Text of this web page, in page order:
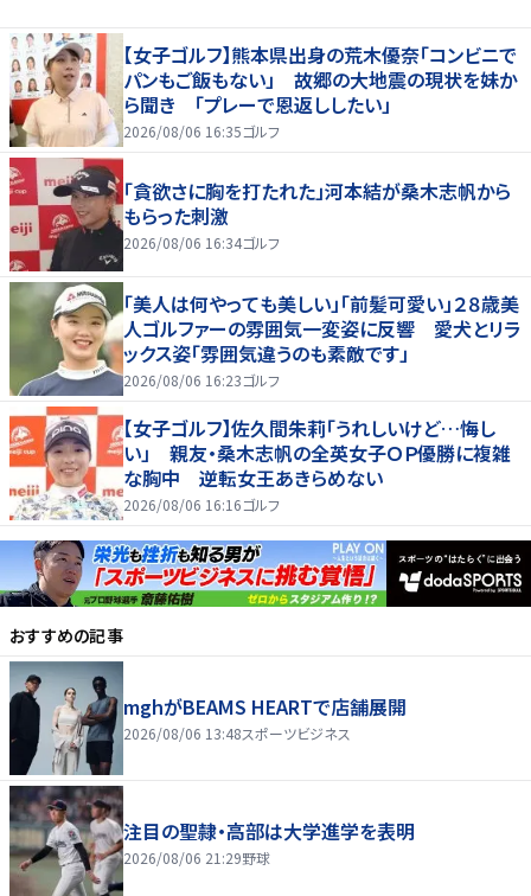
【女子ゴルフ】熊本県出身の荒木優奈「コンビニで
パンもご飯もない」 故郷の大地震の現状を妹か
ら聞き 「プレーで恩返ししたい」
2026/08/06 16:35ゴルフ
「貪欲さに胸を打たれた」河本結が桑木志帆から
もらった刺激
2026/08/06 16:34ゴルフ
「美人は何やっても美しい」「前髪可愛い」２８歳美
人ゴルファーの雰囲気一変姿に反響 愛犬とリラ
ックス姿「雰囲気違うのも素敵です」
2026/08/06 16:23ゴルフ
【女子ゴルフ】佐久間朱莉「うれしいけど…悔し
い」 親友・桑木志帆の全英女子ＯＰ優勝に複雑
な胸中 逆転女王あきらめない
2026/08/06 16:16ゴルフ
おすすめの記事
mghがBEAMS HEARTで店舗展開
2026/08/06 13:48スポーツビジネス
注目の聖隷・高部は大学進学を表明
2026/08/06 21:29野球